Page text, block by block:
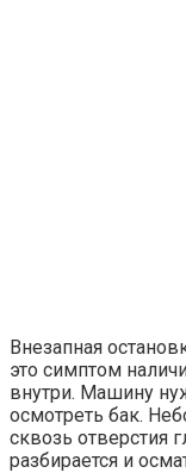
Внезапная
это симптом
внутри. Машину
осмотреть бак.
сквозь отверстия
разбирается и